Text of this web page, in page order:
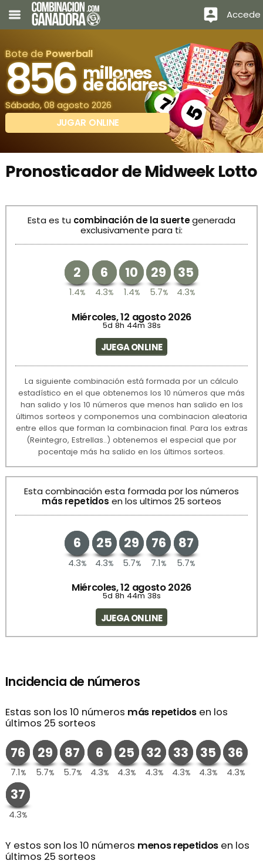
Accede
Bote de Powerball
856 millones
de dólares
Sábado, 08 agosto 2026
JUGAR ONLINE
Pronosticador de Midweek Lotto
Esta es tu combinación de la suertegenerada
exclusivamente para ti:
2
1.4%
6
4.3%
10
1.4%
29
5.7%
35
4.3%
Miércoles, 12 agosto 2026
5d 8h 44m 38s
JUEGA ONLINE
La siguiente combinación está formada por un cálculo
estadístico en el que obtenemos los 10 números que más
han salido y los 10 números que menos han salido en los
últimos sorteos y componemos una combinacion aleatoria
entre ellos que forman la combinacion final. Para los extras
(Reintegro, Estrellas..) obtenemos el especial que por
pocentaje más ha salido en los últimos sorteos.
Esta combinación esta formada por los números
más repetidos en los ultimos 25 sorteos
6
4.3%
25
4.3%
29
5.7%
76
7.1%
87
5.7%
Miércoles, 12 agosto 2026
5d 8h 44m 38s
JUEGA ONLINE
Incidencia de números
Estas son los 10 números más repetidosen los
últimos 25 sorteos
76
7.1%
29
5.7%
87
5.7%
6
4.3%
25
4.3%
32
4.3%
33
4.3%
35
4.3%
36
4.3%
37
4.3%
Y estos son los 10 números menos repetidos en los
últimos 25 sorteos